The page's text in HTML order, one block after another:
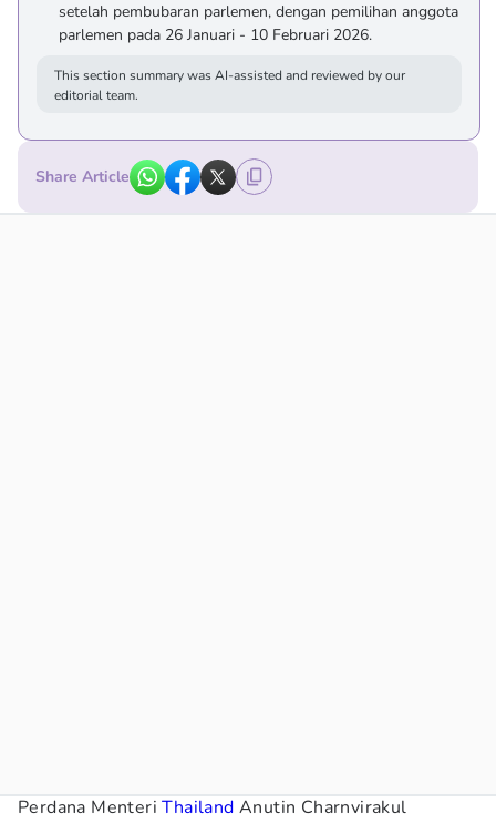
setelah pembubaran parlemen, dengan pemilihan anggota
parlemen pada 26 Januari - 10 Februari 2026.
This section summary was AI-assisted and reviewed by our
editorial team.
Share Article
Perdana MenteriThailand Anutin Charnvirakul